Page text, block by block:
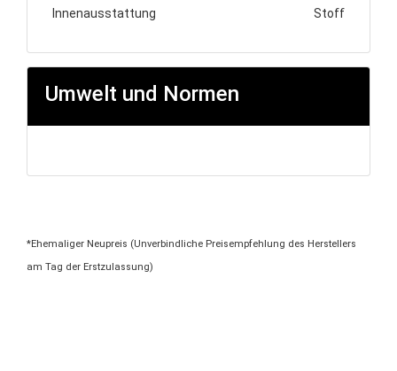
Innenausstattung Stoff
Umwelt und Normen
*Ehemaliger Neupreis (Unverbindliche Preisempfehlung des Herstellers
am Tag der Erstzulassung)